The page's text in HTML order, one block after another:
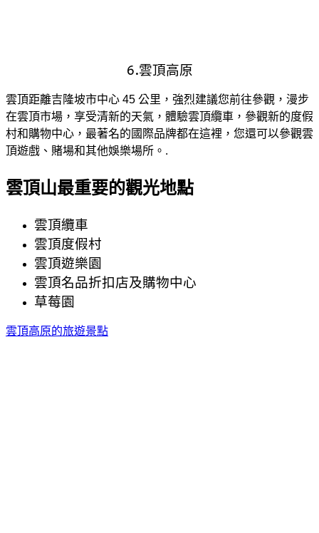
6.雲頂高原
雲頂距離吉隆坡市中心 45 公里，強烈建議您前往參觀，漫步
在雲頂市場，享受清新的天氣，體驗雲頂纜車，參觀新的度假
村和購物中心，最著名的國際品牌都在這裡，您還可以參觀雲
頂遊戲、賭場和其他娛樂場所。.
雲頂山最重要的觀光地點
雲頂纜車
雲頂度假村
雲頂遊樂園
雲頂名品折扣店及購物中心
草莓園
雲頂高原的旅遊景點